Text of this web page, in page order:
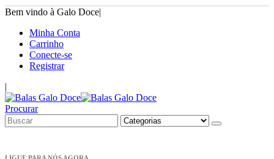
Bem vindo à Galo Doce|
Minha Conta
Carrinho
Conecte-se
Registrar
|
Procurar